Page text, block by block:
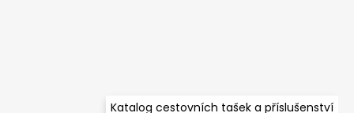
Katalog cestovních tašek a příslušenství